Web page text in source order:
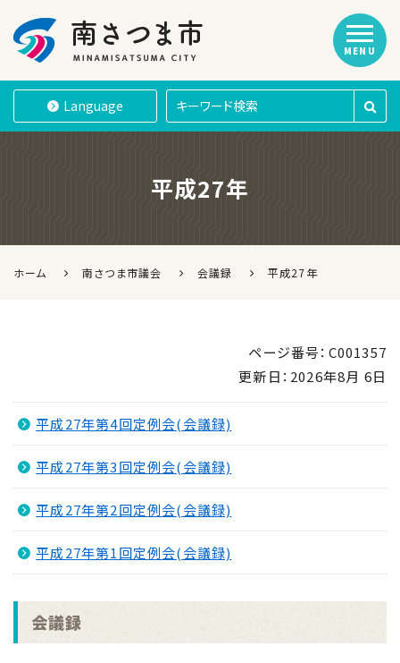
南さつま市
Language
MENU
平成27年
ホーム 南さつま市議会 会議録 平成27年
ページ番号：C001357
更新日： 2026年8月 6日
平成27年第4回定例会(会議録)
平成27年第3回定例会(会議録)
平成27年第2回定例会(会議録)
平成27年第1回定例会(会議録)
会議録